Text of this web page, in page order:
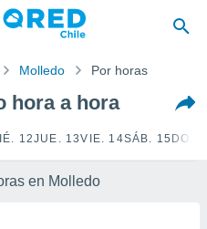
Molledo Por horas
hora a hora
12JUE. 13VIE. 14SÁB. 15
en Molledo